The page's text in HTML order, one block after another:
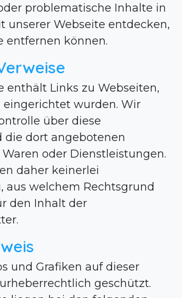
problematische Inhalte in
unserer Webseite entdecken,
entfernen können.
enthält Links zu Webseiten,
wurden. Wir
über diese
die dort angebotenen
oder Dienstleistungen.
daher keinerlei
aus welchem Rechtsgrund
den Inhalt der
und Grafiken auf dieser
geschützt.